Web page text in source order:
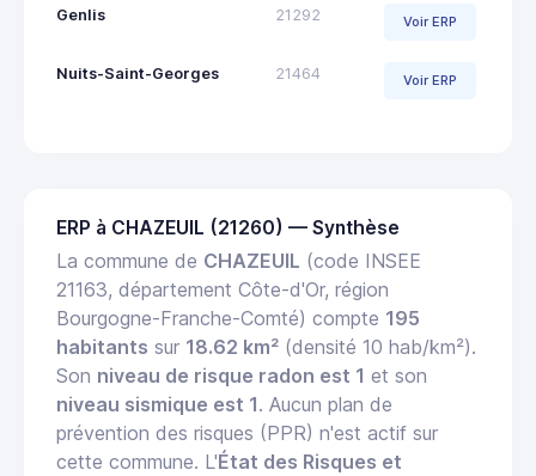
Genlis 21292 Voir ERP
Nuits-Saint-Georges 21464 Voir ERP
ERP à CHAZEUIL (21260) — Synthèse
La commune de CHAZEUIL (code INSEE
21163, département Côte-d'Or, région
Bourgogne-Franche-Comté) compte 195
habitants sur 18.62 km² (densité 10 hab/km²).
Son niveau de risque radon est 1 et son
niveau sismique est 1. Aucun plan de
prévention des risques (PPR) n'est actif sur
cette commune. L'État des Risques et